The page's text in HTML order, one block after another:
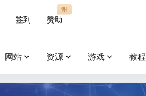
签到 赞助
谢
网站 资源 游戏 教程